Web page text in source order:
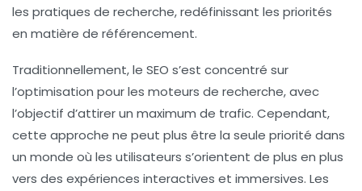
les pratiques de recherche, redéfinissant les priorités
en matière de référencement.
Traditionnellement, le SEO s’est concentré sur
l’optimisation pour les moteurs de recherche, avec
l’objectif d’attirer un maximum de trafic. Cependant,
cette approche ne peut plus être la seule priorité dans
un monde où les utilisateurs s’orientent de plus en plus
vers des expériences interactives et immersives. Les